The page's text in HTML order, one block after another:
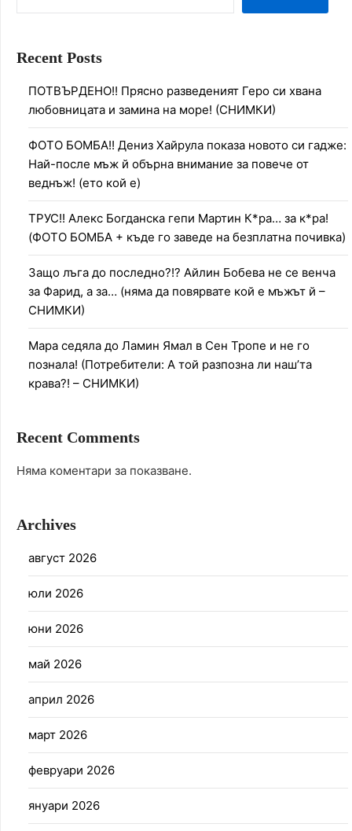
Recent Posts
ПОТВЪРДЕНО!! Прясно разведеният Геро си хвана
любовницата и замина на море! (СНИМКИ)
ФОТО БОМБА!! Дениз Хайрула показа новото си гадже:
Най-после мъж й обърна внимание за повече от
веднъж! (ето кой е)
ТРУС!! Алекс Богданска гепи Мартин К*ра… за к*ра!
(ФОТО БОМБА + къде го заведе на безплатна почивка)
Защо лъга до последно?!? Айлин Бобева не се венча
за Фарид, а за… (няма да повярвате кой е мъжът й –
СНИМКИ)
Мара седяла до Ламин Ямал в Сен Тропе и не го
познала! (Потребители: А той разпозна ли наш’та
крава?! – СНИМКИ)
Recent Comments
Няма коментари за показване.
Archives
август 2026
юли 2026
юни 2026
май 2026
април 2026
март 2026
февруари 2026
януари 2026